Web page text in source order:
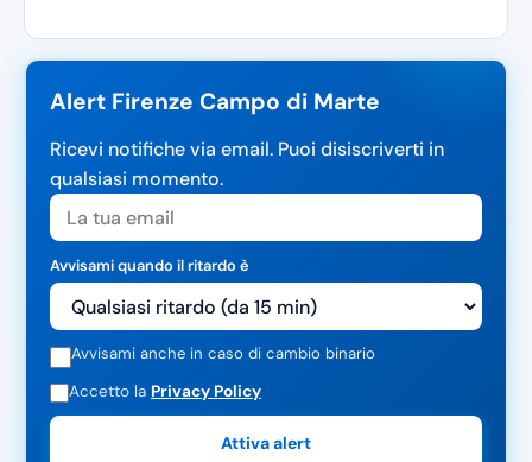
Alert Firenze Campo di Marte
Ricevi notifiche via email. Puoi disiscriverti in
qualsiasi momento.
Avvisami quando il ritardo è
Avvisami anche in caso di cambio binario
Accetto la Privacy Policy
Attiva alert